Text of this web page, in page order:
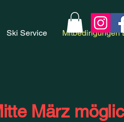
Ski Service Mitbedingungen
März